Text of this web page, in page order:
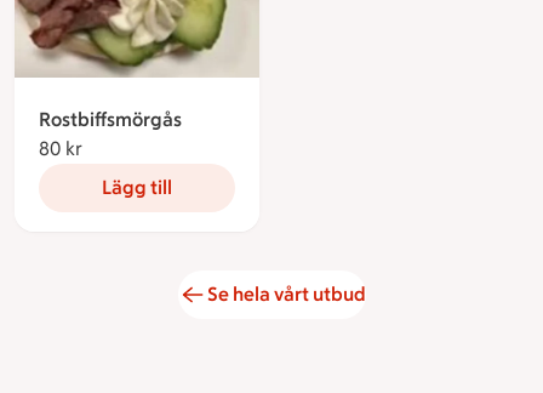
Rostbiffsmörgås
80 kr
Lägg till
Se hela vårt utbud